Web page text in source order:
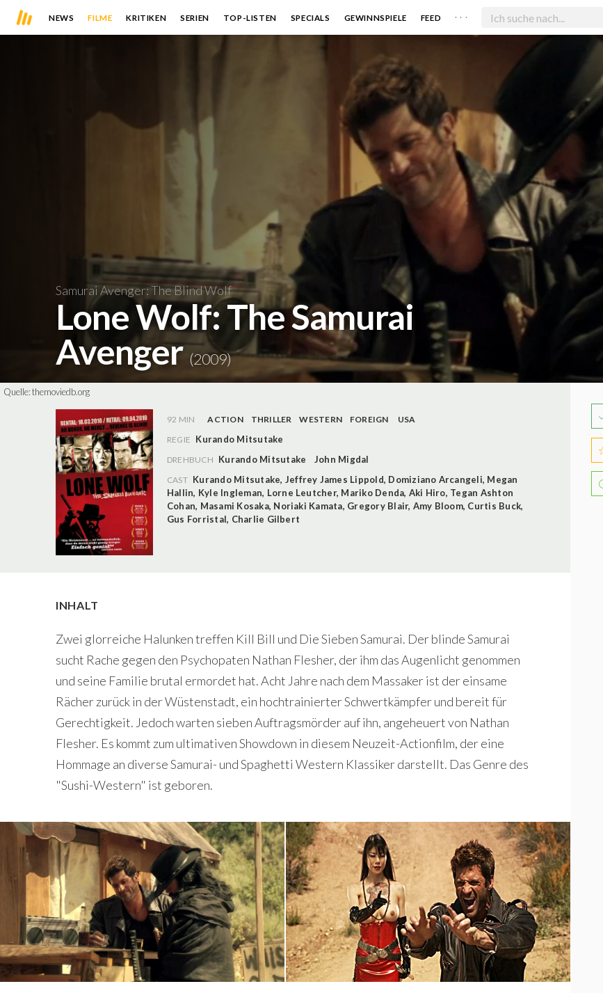
NEWS FILME KRITIKEN SERIEN TOP-LISTEN SPECIALS GEWINNSPIELE FEED . . .
Samurai Avenger: The Blind Wolf
Lone Wolf: The Samurai
Avenger(2009)
Quelle:themoviedb.org
92 MIN ACTION THRILLER WESTERN FOREIGN
USA
REGIE Kurando Mitsutake
DREHBUCH Kurando Mitsutake John Migdal
CAST Kurando Mitsutake, Jeffrey James Lippold, Domiziano Arcangeli, Megan
Hallin, Kyle Ingleman, Lorne Leutcher, Mariko Denda, Aki Hiro, Tegan Ashton
Cohan, Masami Kosaka, Noriaki Kamata, Gregory Blair, Amy Bloom, Curtis Buck,
Gus Forristal, Charlie Gilbert
INHALT
Zwei glorreiche Halunken treffen Kill Bill und Die Sieben Samurai. Der blinde Samurai
sucht Rache gegen den Psychopaten Nathan Flesher, der ihm das Augenlicht genommen
und seine Familie brutal ermordet hat. Acht Jahre nach dem Massaker ist der einsame
Rächer zurück in der Wüstenstadt, ein hochtrainierter Schwertkämpfer und bereit für
Gerechtigkeit. Jedoch warten sieben Auftragsmörder auf ihn, angeheuert von Nathan
Flesher. Es kommt zum ultimativen Showdown in diesem Neuzeit-Actionfilm, der eine
Hommage an diverse Samurai- und Spaghetti Western Klassiker darstellt. Das Genre des
"Sushi-Western" ist geboren.